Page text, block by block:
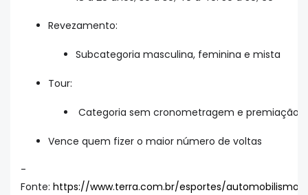
Revezamento:
Subcategoria masculina, feminina e mista
Tour:
Categoria sem cronometragem e premiação
Vence quem fizer o maior número de voltas
-
Fonte: https://www.terra.com.br/esportes/automobilismo/